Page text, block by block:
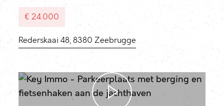
€ 24.000
Rederskaai 48, 8380 Zeebrugge